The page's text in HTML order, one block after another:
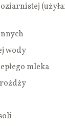
wody
mleka